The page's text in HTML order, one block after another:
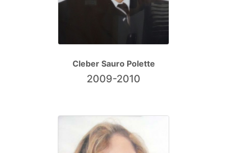
Cleber Sauro Polette
2009-2010